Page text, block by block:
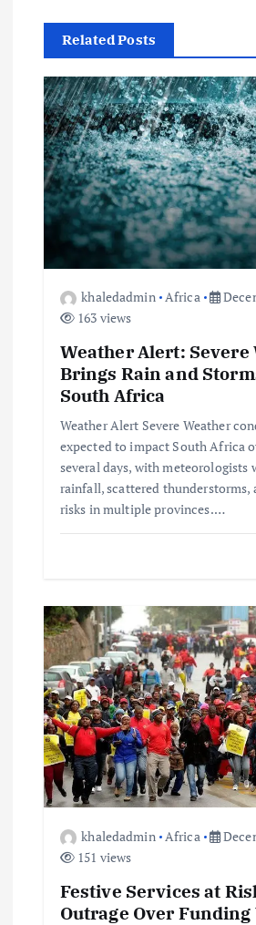
a
v
g
a
Related Posts
khaledadmin Africa
163 views
Weather Alert: Severe
Brings Rain and
South Africa
Weather Alert Severe Weather
expected to impact South Africa
several days, with meteorologists
rainfall, scattered thunderstorms,
risks in multiple provinces.…
khaledadmin Africa
151 views
Festive Services at
Outrage Over